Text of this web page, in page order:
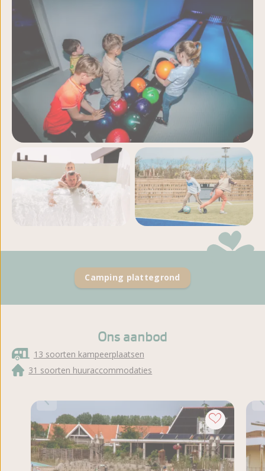
Meer foto's en video's
Camping plattegrond
Ons aanbod
13 soorten kampeerplaatsen
31 soorten huuraccommodaties